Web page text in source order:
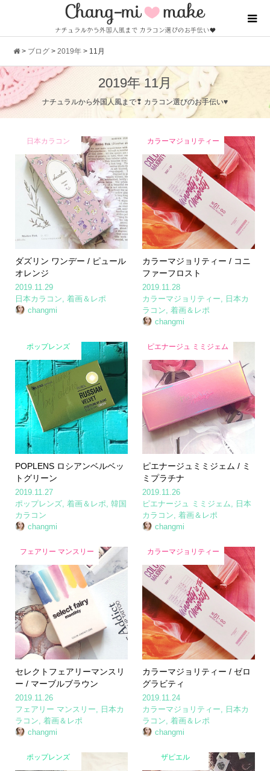
> ブログ >2019年 > 11月
2019年 11月
ナチュラルから外国人風まで❢ カラコン選びのお手伝い♥
日本カラコン
ダズリン ワンデー / ピュール
オレンジ
2019.11.29
日本カラコン 着画＆レポ
changmi
カラーマジョリティー
カラーマジョリティー / コニ
ファーフロスト
2019.11.28
カラーマジョリティー
日本カ
ラコン ,着画＆レポ
changmi
ポップレンズ
POPLENS ロシアンベルベッ
トグリーン
2019.11.27
ポップレンズ, 着画＆レポ, 韓国
カラコン
changmi
ピエナージュ ミミジェム
ピエナージュミミジェム / ミ
ミプラチナ
2019.11.26
ピエナージュ ミミジェム, 日本
カラコン,着画＆レポ
changmi
フェアリー マンスリー
セレクトフェアリーマンスリ
ー / マーブルブラウン
2019.11.26
フェアリー マンスリー
日本カ
ラコン 着画＆レポ
changmi
カラーマジョリティー
カラーマジョリティー / ゼロ
グラビティ
2019.11.24
カラーマジョリティー
日本カ
ラコン ,着画＆レポ
changmi
ポップレンズ ザピエル